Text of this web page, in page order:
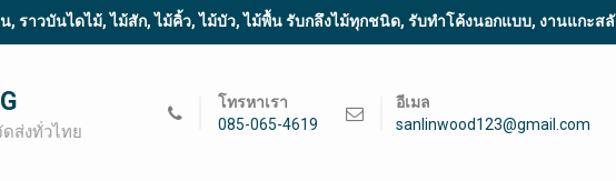
, ราวบันไดไม้, ไม้สัก, ไม้คิ้ว, ไม้บัว, ไม้พื้น รับกลึงไม้ทุกชนิด, รับทำโค้งนอกแบบ, งานแกะ
ส่งทั่วไทย
โทรหาเรา
085-065-4619
อีเมล
sanlinwood123@gmail.com